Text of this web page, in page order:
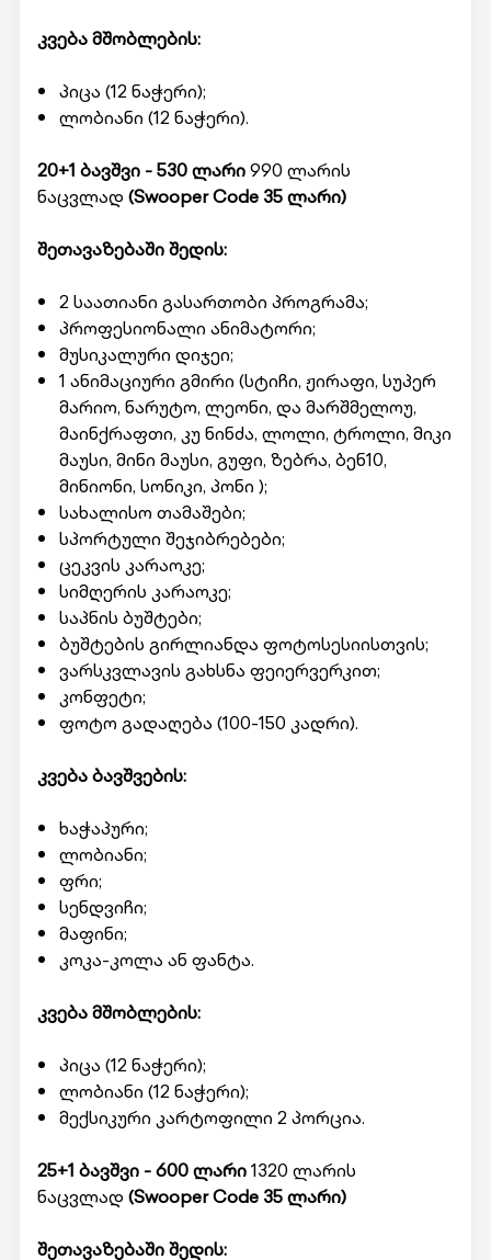
კვება მშობლების:
პიცა (12 ნაჭერი);
ლობიანი (12 ნაჭერი).
20+1 ბავშვი - 530 ლარი990 ლარის
ნაცვლად (Swooper Code 35 ლარი)
შეთავაზებაში შედის:
2 საათიანი გასართობი პროგრამა;
პროფესიონალი ანიმატორი;
მუსიკალური დიჯეი;
1 ანიმაციური გმირი (სტიჩი, ჟირაფი, სუპერ
მარიო, ნარუტო, ლეონი, და მარშმელოუ,
მაინქრაფთი, კუ ნინძა, ლოლი, ტროლი, მიკი
მაუსი, მინი მაუსი, გუფი, ზებრა, ბენ10,
მინიონი, სონიკი, პონი );
სახალისო თამაშები;
სპორტული შეჯიბრებები;
ცეკვის კარაოკე;
სიმღერის კარაოკე;
საპნის ბუშტები;
ბუშტების გირლიანდა ფოტოსესიისთვის;
ვარსკვლავის გახსნა ფეიერვერკით;
კონფეტი;
ფოტო გადაღება (100-150 კადრი).
კვება ბავშვების:
ხაჭაპური;
ლობიანი;
ფრი;
სენდვიჩი;
მაფინი;
კოკა-კოლა ან ფანტა.
კვება მშობლების:
პიცა (12 ნაჭერი);
ლობიანი (12 ნაჭერი);
მექსიკური კარტოფილი 2 პორცია.
25+1 ბავშვი - 600 ლარი1320 ლარის
ნაცვლად (Swooper Code 35 ლარი)
შეთავაზებაში შედის: